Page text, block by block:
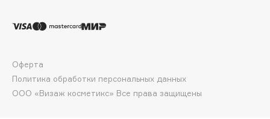
Ella Bartsueva Brushes
Emmanuelle Jane
Enough
EpilProfi
ООО «Визаж косметикс» Все права защищены
Оферта
Политика обработки персональных данных